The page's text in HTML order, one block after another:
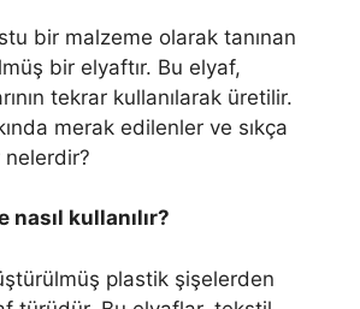
bir malzeme olarak tanınan
bir elyaftır. Bu elyaf,
tekrar kullanılarak üretilir.
merak edilenler ve sıkça
nasıl kullanılır?
plastik şişelerden